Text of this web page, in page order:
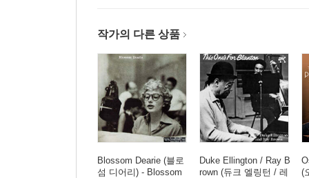
작가의 다른 상품
Blossom Dearie (블로
섬 디어리) - Blossom
Duke Ellington / Ray B
rown (듀크 엘링턴 / 레
(